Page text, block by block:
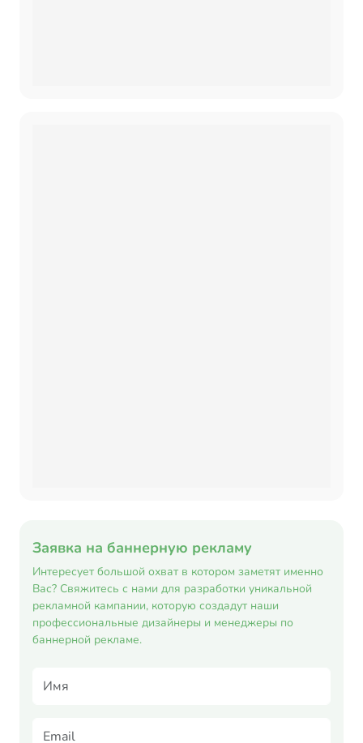
Заявка на баннерную рекламу
Интересует большой охват в котором заметят именно
Вас? Свяжитесь с нами для разработки уникальной
рекламной кампании, которую создадут наши
профессиональные дизайнеры и менеджеры по
баннерной рекламе.